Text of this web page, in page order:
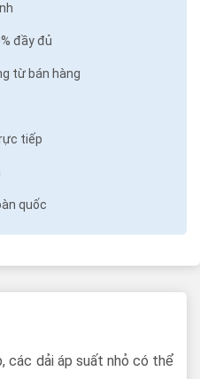
đầy đủ
từ bán hàng
tiếp
quốc
các dải áp suất nhỏ có thể